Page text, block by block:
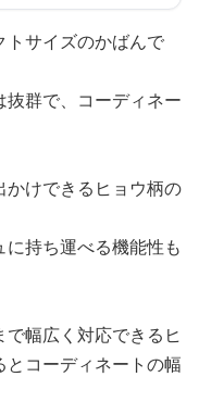
トサイズのかばんで
群で、コーディネー
かけできるヒョウ柄の
持ち運べる機能性も
幅広く対応できるヒ
とコーディネートの幅